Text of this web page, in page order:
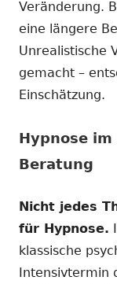
Veränderung.
eine längere
Unrealistische
gemacht –
Einschätzung.
Hypnose
Beratung
Nicht jedes
für Hypnose.
klassische
Intensivtermin